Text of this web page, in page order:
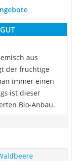
aus
der fruchtige
immer einen
ist dieser
Bio-Anbau.